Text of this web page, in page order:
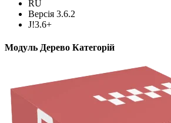
RU
Версія 3.6.2
J!3.6+
Модуль Дерево Категорій